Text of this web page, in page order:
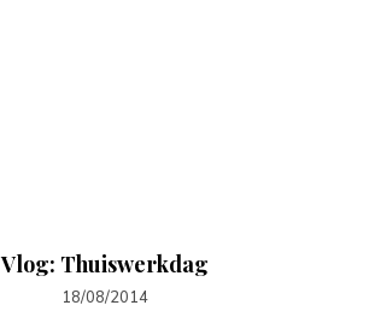
Vlog: Thuiswerkdag
18/08/2014